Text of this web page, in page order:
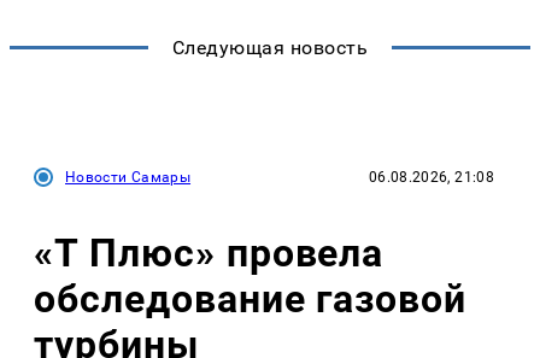
Следующая новость
Новости Самары 06.08.2026, 21:08
«Т Плюс» провела
обследование газовой
турбины